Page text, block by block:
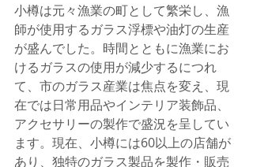
小樽は元々漁業の町として繁栄し、漁
師が使用するガラス浮標や油灯の生産
が盛んでした。時間とともに漁業にお
けるガラスの使用が減少するにつれ
て、市のガラス産業は焦点を変え、現
在では日常用品やインテリア装飾品、
アクセサリーの製作で盛況を呈してい
ます。現在、小樽には60以上の店舗が
あり、独特のガラス製品を製作・販売